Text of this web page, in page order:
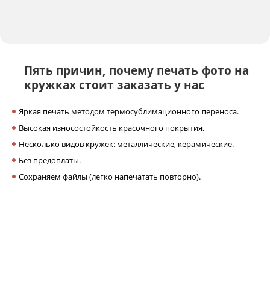
Пять причин, почему печать фото на
кружкахстоит заказать у нас
Яркая печать методом термосублимационного переноса.
Высокая износостойкость красочного покрытия.
Несколько видов кружек: металлические, керамические.
Без предоплаты.
Сохраняем файлы (легко напечатать повторно).